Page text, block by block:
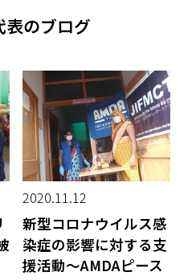
表のブログ
2020.11.12
新型コロナウイルス感
染症の影響に対する支
援活動～AMDAピース